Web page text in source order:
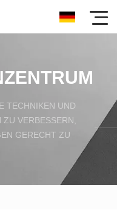
TECHNIKEN UND
VERBESSERN,
GERECHT ZU